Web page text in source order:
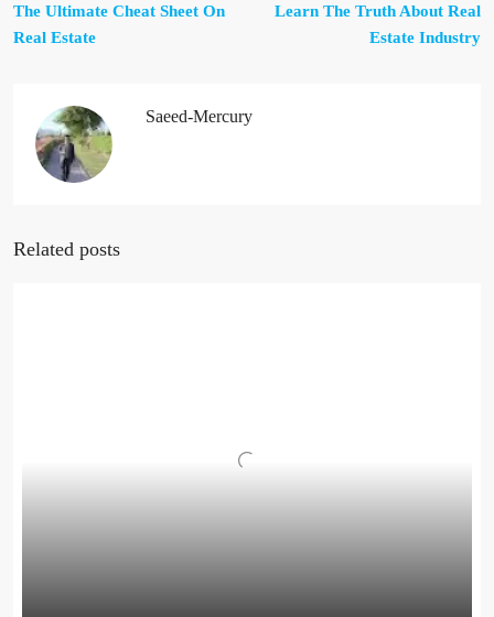
The Ultimate Cheat Sheet On
Real Estate
Learn The Truth About Real
Estate Industry
Saeed-Mercury
Related posts